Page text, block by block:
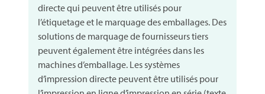
directe qui peuvent être utilisés pour
l’étiquetage et le marquage des emballages. Des
solutions de marquage de fournisseurs tiers
peuvent également être intégrées dans les
machines d’emballage. Les systèmes
d’impression directe peuvent être utilisés pour